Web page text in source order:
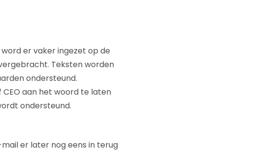
er vaker ingezet op de
Teksten worden
ondersteund.
aan het woord te laten
ondersteund.
er later nog eens in terug